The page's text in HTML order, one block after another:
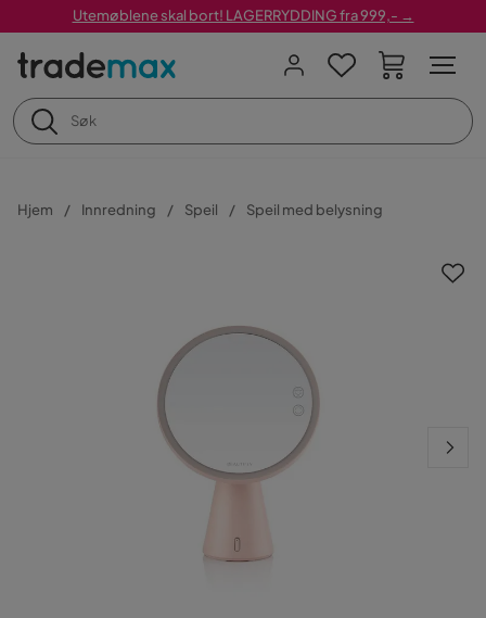
Utemøblene skal bort! LAGERRYDDING fra 999,- →
Hjem Innredning Speil Speil med belysning